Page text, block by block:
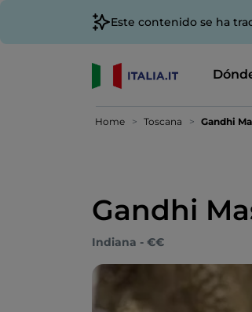
Este contenido se ha
Home Toscana Gandhi
Gandhi
Indiana - €€